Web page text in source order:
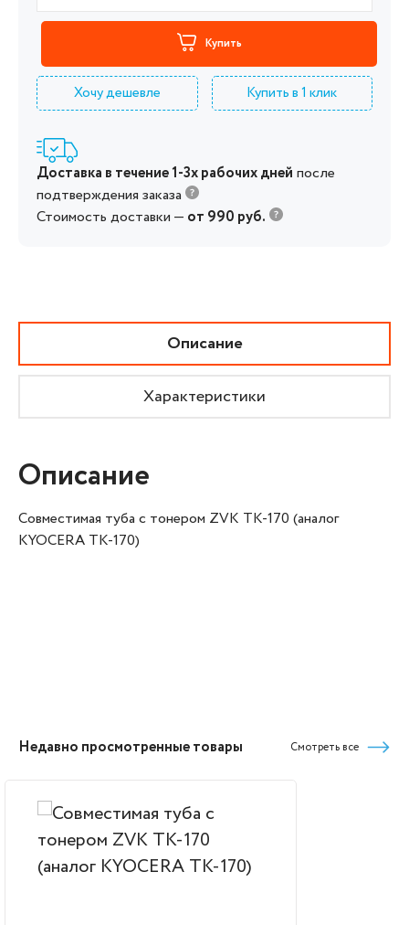
Купить
Хочу дешевле Купить в 1 клик
Доставка в течение 1-3х рабочих дней после
подтверждения заказа
Стоимость доставки — от 990 руб.
Описание
Характеристики
Описание
Совместимая туба с тонером ZVK TK-170 (аналог
KYOCERA TK-170)
Недавно просмотренные товары Смотреть все